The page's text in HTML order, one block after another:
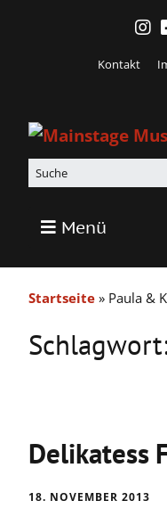
Kontakt
Menü
Startseite » Paula &
Delikatess
18. NOVEMBER 2013